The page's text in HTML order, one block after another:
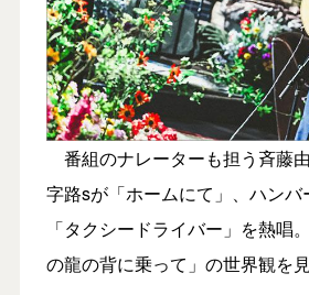
番組のナレーターも担う斉藤
字路sが「ホームにて」、ハンバ
「タクシードライバー」を熱唱
の龍の背に乗って」の世界観を